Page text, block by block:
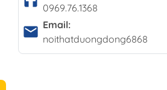
0969.76.1368
Email:
noithatduongdong6868